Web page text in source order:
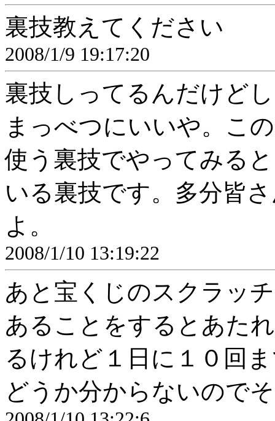
裏技教えてください
2008/1/9 19:17:20
裏技しってるんだけど
まっべつにいいや。こ
使う裏技でやってみる
いる裏技です。多分皆
よ。
2008/1/10 13:19:22
あと宝くじのスクラッ
あることをするとあた
るけれど１日に１０回
どうか分からないので